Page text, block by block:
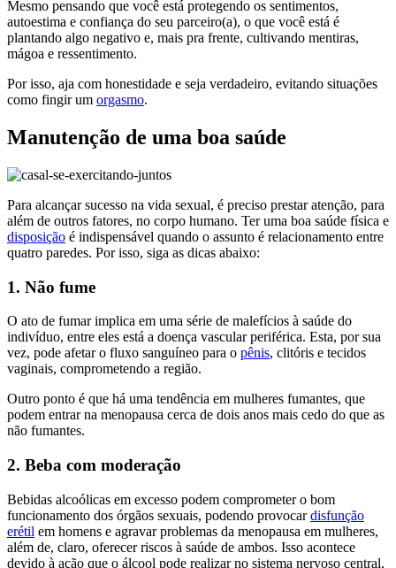
Mesmo pensando que você está protegendo os sentimentos,
autoestima e confiança do seu parceiro(a), o que você está é
plantando algo negativo e, mais pra frente, cultivando mentiras,
mágoa e ressentimento.
Por isso, aja com honestidade e seja verdadeiro, evitando situações
como fingir um orgasmo.
Manutenção de uma boa saúde
Para alcançar sucesso na vida sexual, é preciso prestar atenção, para
além de outros fatores, no corpo humano. Ter uma boa saúde física e
disposição é indispensável quando o assunto é relacionamento entre
quatro paredes. Por isso, siga as dicas abaixo:
1. Não fume
O ato de fumar implica em uma série de malefícios à saúde do
indivíduo, entre eles está a doença vascular periférica. Esta, por sua
vez, pode afetar o fluxo sanguíneo para o pênis, clitóris e tecidos
vaginais, comprometendo a região.
Outro ponto é que há uma tendência em mulheres fumantes, que
podem entrar na menopausa cerca de dois anos mais cedo do que as
não fumantes.
2. Beba com moderação
Bebidas alcoólicas em excesso podem comprometer o bom
funcionamento dos órgãos sexuais, podendo provocardisfunção
erétil em homens e agravar problemas da menopausa em mulheres,
além de, claro, oferecer riscos à saúde de ambos. Isso acontece
devido à ação que o álcool pode realizar no sistema nervoso central,